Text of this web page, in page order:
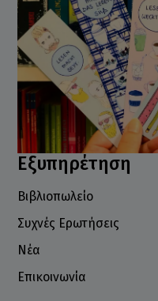
Εξυπηρέτηση
Βιβλιοπωλείο
Συχνές Ερωτήσεις
Νέα
Επικοινωνία